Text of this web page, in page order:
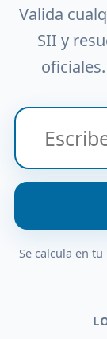
Valida
SII y
Se calcula en